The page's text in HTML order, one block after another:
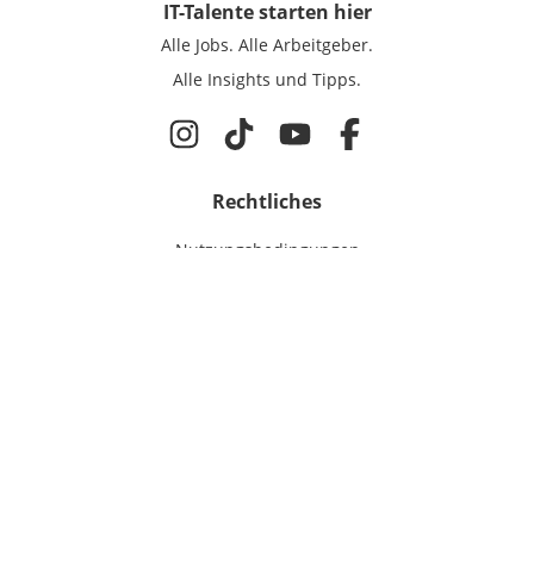
IT-Talentestarten hier
Alle Jobs. Alle Arbeitgeber.
Alle Insights und Tipps.
Rechtliches
Nutzungsbedingungen